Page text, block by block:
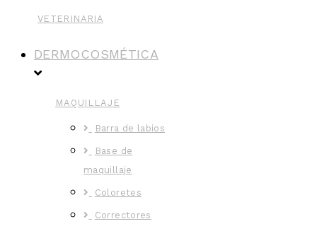
VETERINARIA
DERMOCOSMÉTICA
MAQUILLAJE
Barra de labios
Base de
maquillaje
Coloretes
Correctores